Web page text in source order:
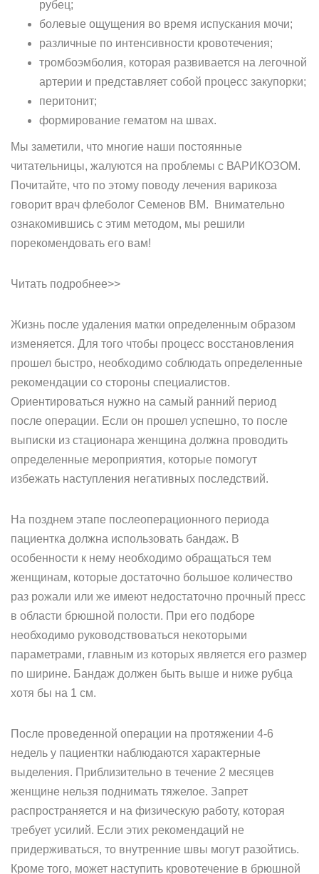
рубец;
болевые ощущения во время испускания мочи;
различные по интенсивности кровотечения;
тромбоэмболия, которая развивается на легочной
артерии и представляет собой процесс закупорки;
перитонит;
формирование гематом на швах.
Мы заметили, что многие наши постоянные
читательницы, жалуются на проблемы с ВАРИКОЗОМ.
Почитайте, что по этому поводу лечения варикоза
говорит врач флеболог Семенов ВМ. Внимательно
ознакомившись с этим методом, мы решили
порекомендовать его вам!
Читать подробнее>>
Жизнь после удаления матки определенным образом
изменяется. Для того чтобы процесс восстановления
прошел быстро, необходимо соблюдать определенные
рекомендации со стороны специалистов.
Ориентироваться нужно на самый ранний период
после операции. Если он прошел успешно, то после
выписки из стационара женщина должна проводить
определенные мероприятия, которые помогут
избежать наступления негативных последствий.
На позднем этапе послеоперационного периода
пациентка должна использовать бандаж. В
особенности к нему необходимо обращаться тем
женщинам, которые достаточно большое количество
раз рожали или же имеют недостаточно прочный пресс
в области брюшной полости. При его подборе
необходимо руководствоваться некоторыми
параметрами, главным из которых является его размер
по ширине. Бандаж должен быть выше и ниже рубца
хотя бы на 1 см.
После проведенной операции на протяжении 4-6
недель у пациентки наблюдаются характерные
выделения. Приблизительно в течение 2 месяцев
женщине нельзя поднимать тяжелое. Запрет
распространяется и на физическую работу, которая
требует усилий. Если этих рекомендаций не
придерживаться, то внутренние швы могут разойтись.
Кроме того, может наступить кровотечение в брюшной